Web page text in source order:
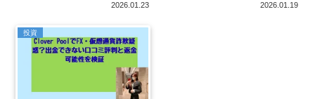
2026.01.23 2026.01.19
投資